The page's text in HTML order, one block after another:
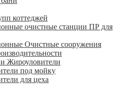
коттеджей
очистные станции ПР для
Очистные сооружения
Жироуловители
под мойку
для цеха